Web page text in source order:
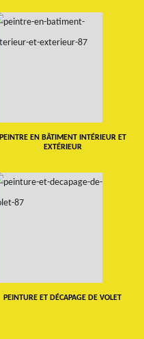
PEINTRE EN BÂTIMENT INTÉRIEUR ET
EXTÉRIEUR
PEINTURE ET DÉCAPAGE DE VOLET